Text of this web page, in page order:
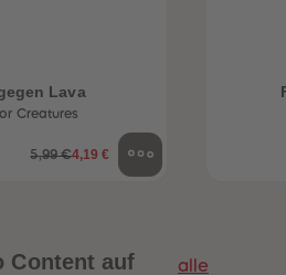
Lava
Creatures
5,99 €4,19 €
Content auf
alle